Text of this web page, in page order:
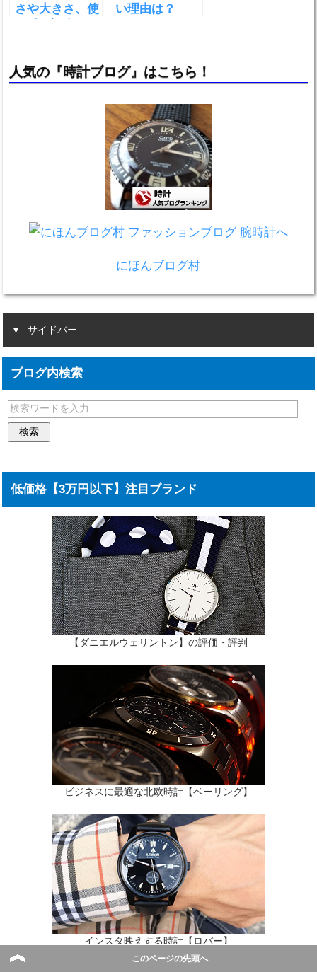
さや大きさ、使
い理由は？
人気の『時計ブログ』はこちら！
にほんブログ村
サイドバー
ブログ内検索
低価格【3万円以下】注目ブランド
【ダニエルウェリントン】の評価・評判
ビジネスに最適な北欧時計【ベーリング】
インスタ映えする時計【ロバー】
このページの先頭へ